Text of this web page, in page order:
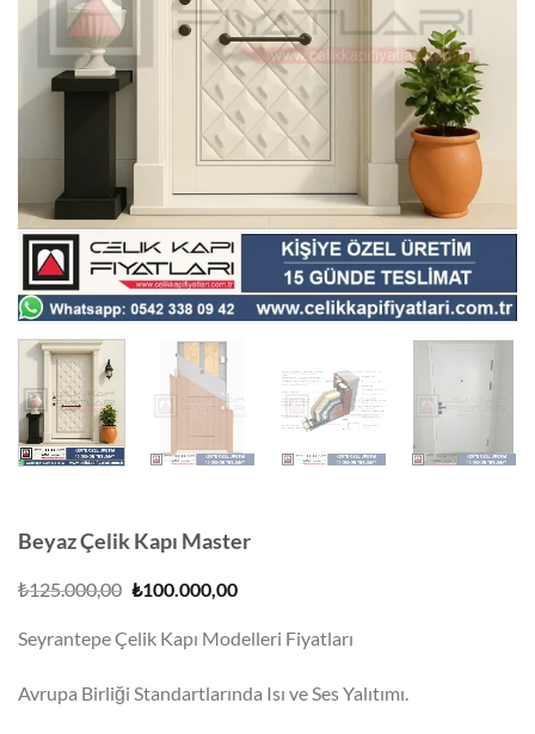
Beyaz Çelik Kapı Master
₺125.000,00 Orijinal
₺100.000,00Şu
₺100.000,00.
Seyrantepe Çelik Kapı Modelleri Fiyatları
Avrupa Birliği Standartlarında Isı ve Ses Yalıtımı.